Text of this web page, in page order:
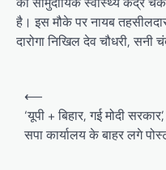
है। इस मौके पर नायब
दारोगा निखिल देव चौधरी,
⟵
‘यूपी + बिहार, गई मोदी सरकार’,
सपा कार्यालय के बाहर लगे